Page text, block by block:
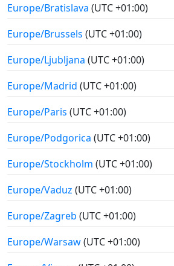
Europe/Bratislava (UTC +01:00)
Europe/Brussels (UTC +01:00)
Europe/Ljubljana (UTC +01:00)
Europe/Madrid (UTC +01:00)
Europe/Paris (UTC +01:00)
Europe/Podgorica (UTC +01:00)
Europe/Stockholm (UTC +01:00)
Europe/Vaduz (UTC +01:00)
Europe/Zagreb (UTC +01:00)
Europe/Warsaw(UTC +01:00)